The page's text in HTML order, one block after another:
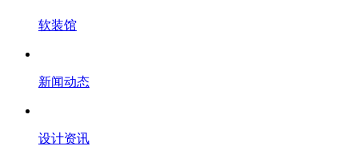
软装馆
新闻动态
设计资讯